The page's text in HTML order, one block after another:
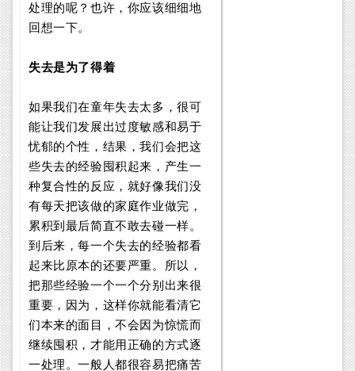
处理的呢？也许，你应该细细地
回想一下。
失去是为了得着
如果我们在童年失去太多，很可
能让我们发展出过度敏感和易于
忧郁的个性，结果，我们会把这
些失去的经验囤积起来，产生一
种复合性的反应，就好像我们没
有每天把该做的家庭作业做完，
累积到最后简直不敢去碰一样。
到后来，每一个失去的经验都看
起来比原本的还要严重。所以，
把那些经验一个一个分别出来很
重要，因为，这样你就能看清它
们本来的面目，不会因为惊慌而
继续囤积，才能用正确的方式逐
一处理。一般人都很容易把痛苦